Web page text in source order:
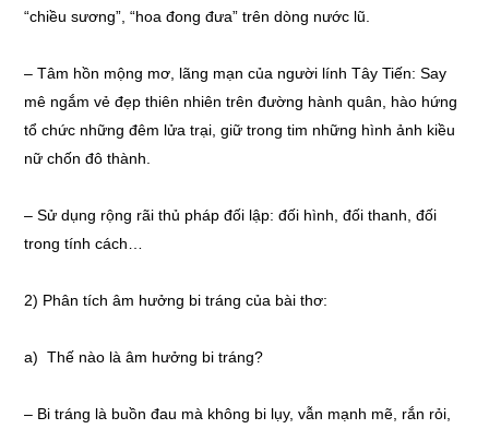
“chiều sương”, “hoa đong đưa” trên dòng nước lũ.
– Tâm hồn mộng mơ, lãng mạn của người lính Tây Tiến: Say
mê ngắm vẻ đẹp thiên nhiên trên đường hành quân, hào hứng
tổ chức những đêm lửa trại, giữ trong tim những hình ảnh kiều
nữ chốn đô thành.
– Sử dụng rộng rãi thủ pháp đối lập: đối hình, đối thanh, đối
trong tính cách…
2) Phân tích âm hưởng bi tráng của bài thơ:
a) Thế nào là âm hưởng bi tráng?
– Bi tráng là buồn đau mà không bi lụy, vẫn mạnh mẽ, rắn rỏi,